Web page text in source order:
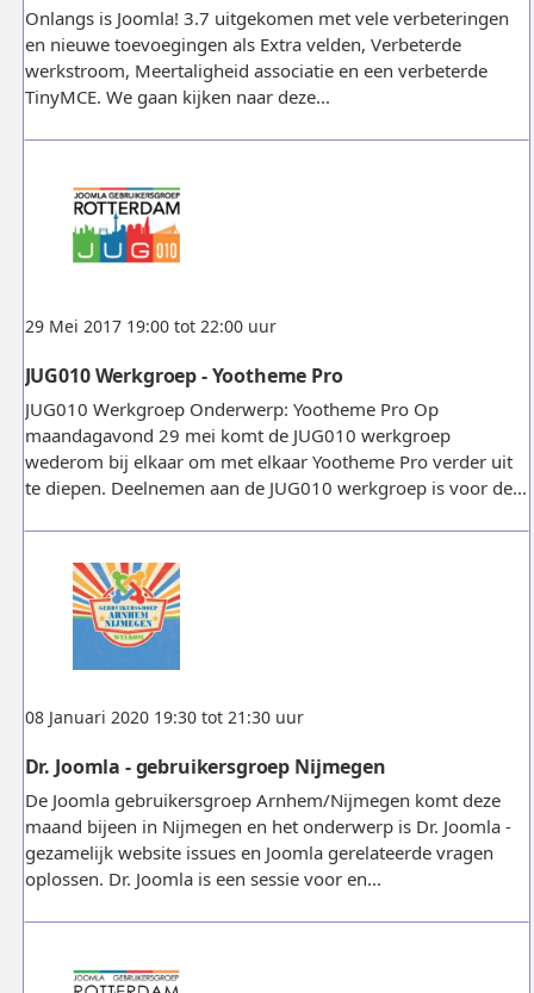
Onlangs is Joomla! 3.7 uitgekomen met vele verbeteringen
en nieuwe toevoegingen als Extra velden, Verbeterde
werkstroom, Meertaligheid associatie en een verbeterde
TinyMCE. We gaan kijken naar deze...
29 Mei 2017 19:00 tot 22:00 uur
JUG010 Werkgroep - Yootheme Pro
JUG010 Werkgroep Onderwerp: Yootheme Pro Op
maandagavond 29 mei komt de JUG010 werkgroep
wederom bij elkaar om met elkaar Yootheme Pro verder uit
te diepen. Deelnemen aan de JUG010 werkgroep is voor de...
08 Januari 2020 19:30 tot 21:30 uur
Dr. Joomla - gebruikersgroep Nijmegen
De Joomla gebruikersgroep Arnhem/Nijmegen komt deze
maand bijeen in Nijmegen en het onderwerp is Dr. Joomla -
gezamelijk website issues en Joomla gerelateerde vragen
oplossen. Dr. Joomla is een sessie voor en...